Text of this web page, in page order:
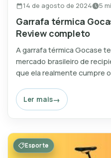
14 de agosto de 2024 5
Garrafa térmica
Review completo
A garrafa térmica Gocase
mercado brasileiro de
que ela realmente cumpre
Ler mais
Esporte